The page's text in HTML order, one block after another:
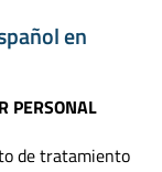
en
PERSONAL
de tratamiento